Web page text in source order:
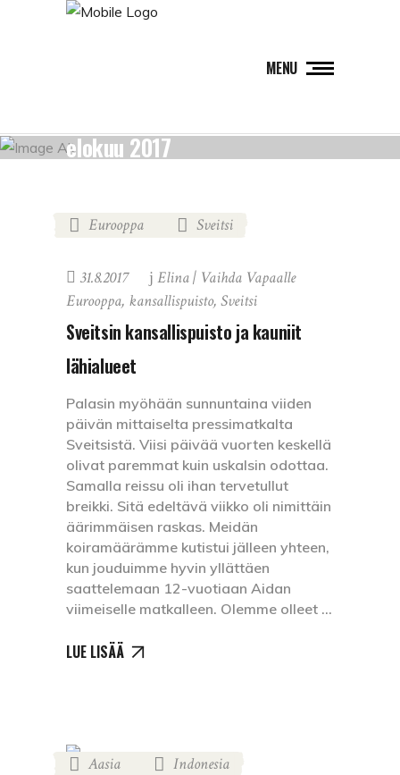
MENU
elokuu 2017
Eurooppa Sveitsi
31.8.2017
Elina | Vaihda Vapaalle
Eurooppa, kansallispuisto, Sveitsi
Sveitsin kansallispuisto ja kauniit
lähialueet
Palasin myöhään sunnuntaina viiden
päivän mittaiselta pressimatkalta
Sveitsistä. Viisi päivää vuorten keskellä
olivat paremmat kuin uskalsin odottaa.
Samalla reissu oli ihan tervetullut
breikki. Sitä edeltävä viikko oli nimittäin
äärimmäisen raskas. Meidän
koiramäärämme kutistui jälleen yhteen,
kun jouduimme hyvin yllättäen
saattelemaan 12-vuotiaan Aidan
viimeiselle matkalleen. Olemme olleet
LUE LISÄÄ
Aasia Indonesia